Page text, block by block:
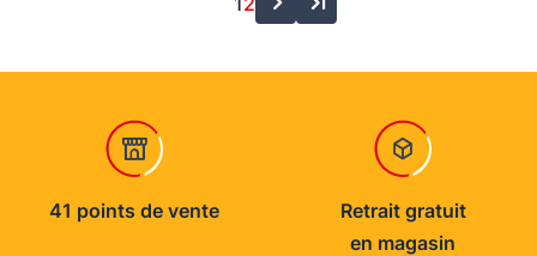
41 points de vente
Retrait gratuit
en magasin